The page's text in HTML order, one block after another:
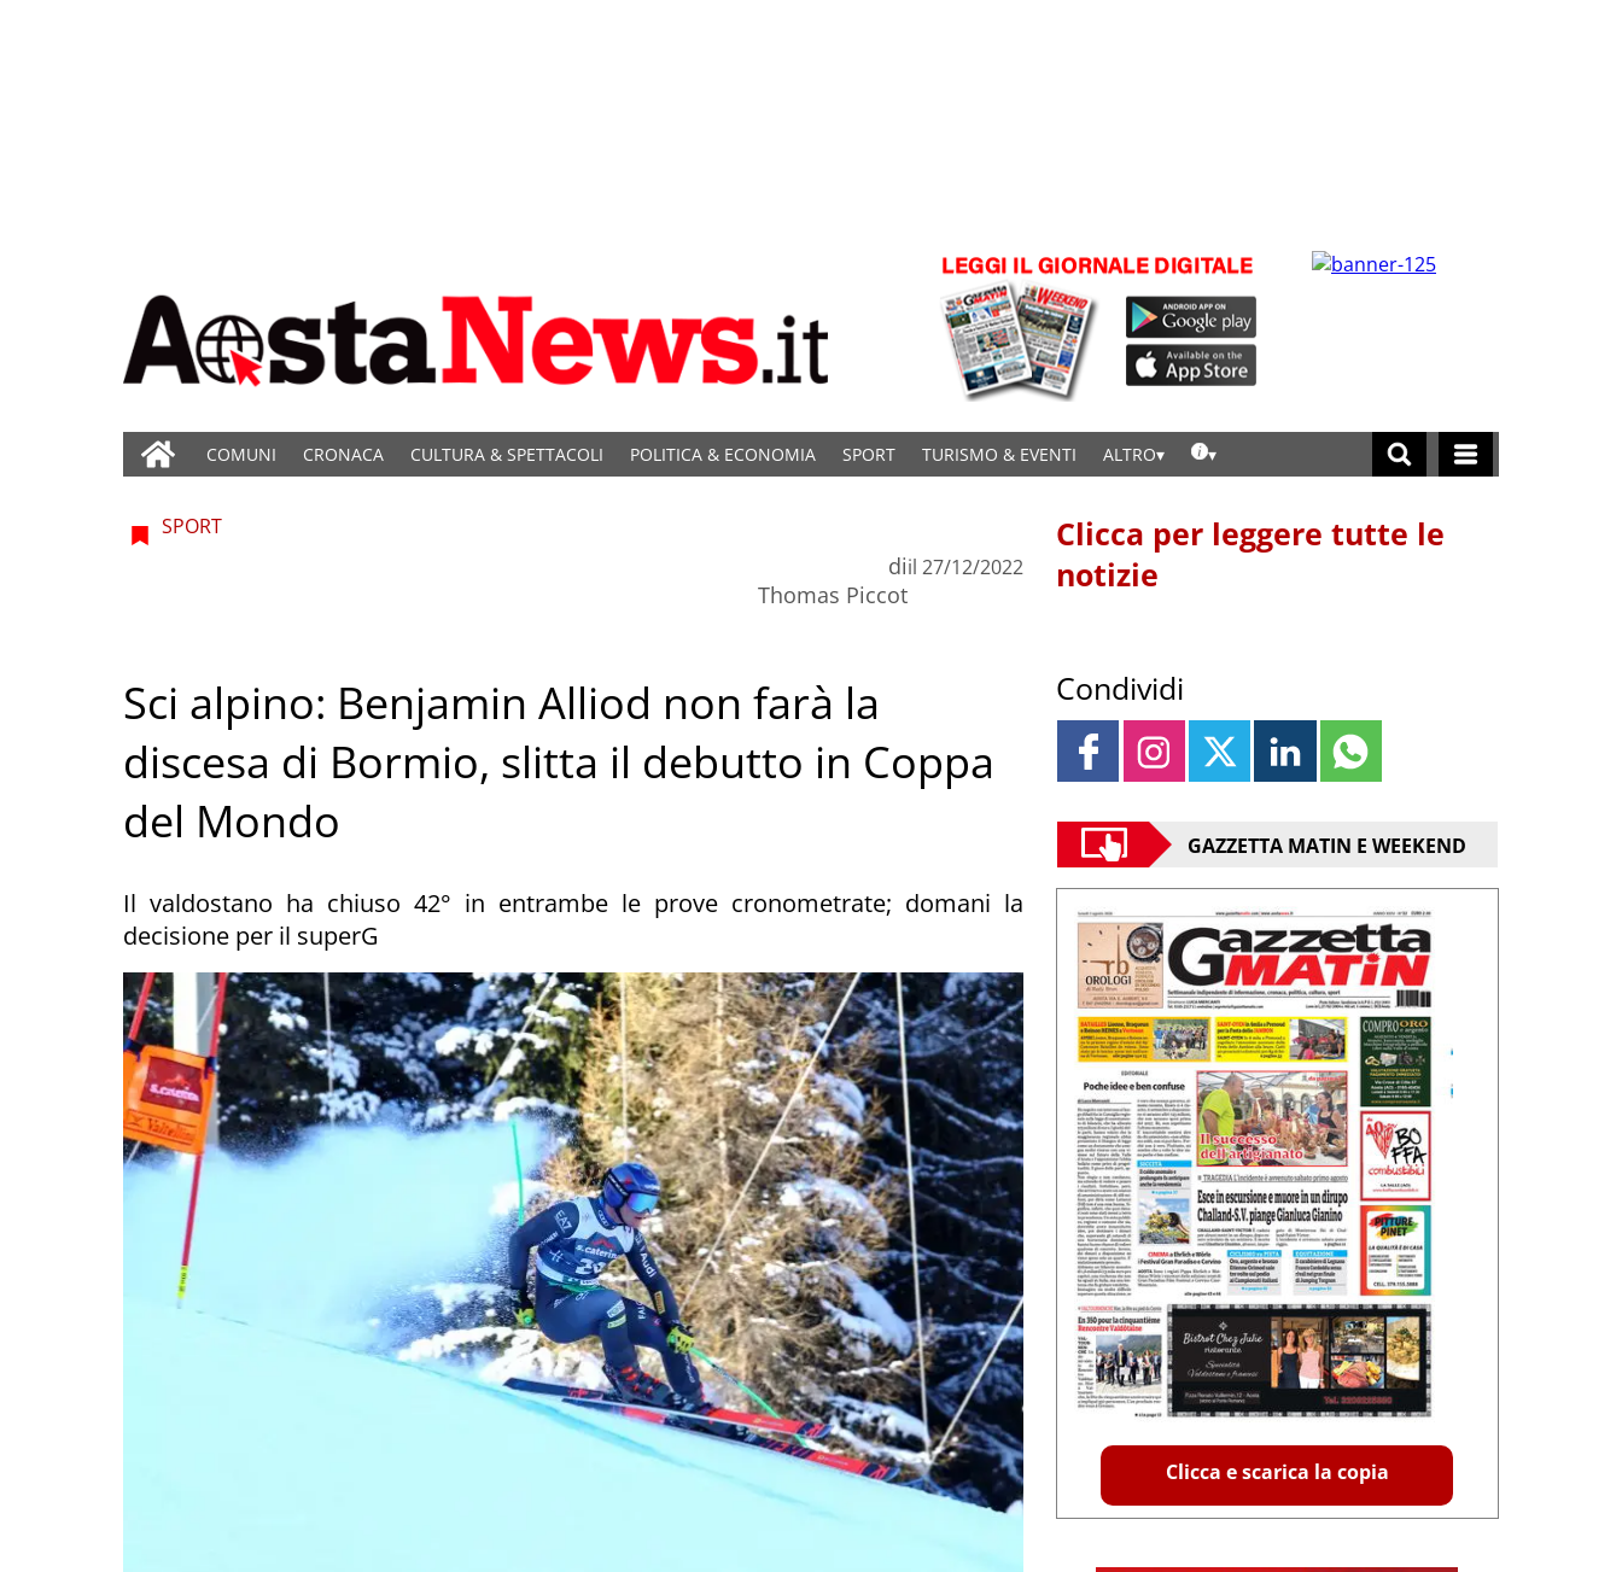
COMUNI CRONACA CULTURA & SPETTACOLI POLITICA & ECONOMIA SPORT TURISMO & EVENTI ALTRO
SPORT
di
Thomas Piccot
il 27/12/2022
Sci alpino: Benjamin Alliod non farà la
discesa di Bormio, slitta il debutto in Coppa
del Mondo
Il valdostano ha chiuso 42° in entrambe le prove cronometrate; domani la
decisione per il superG
Clicca per leggere tutte le
notizie
Condividi
GAZZETTA MATIN E WEEKEND
Clicca e scarica la copia